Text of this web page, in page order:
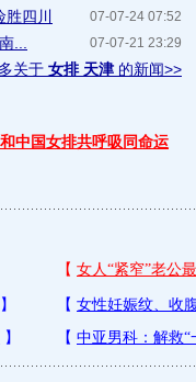
07-07-24 07:52
四川
07-07-21 23:29
...
关于 女排 天津 的新闻>>
中国女排共呼吸同命运